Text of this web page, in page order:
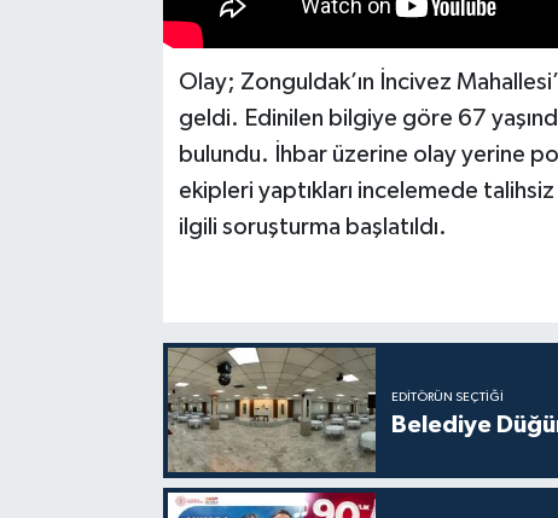
Olay; Zonguldak’ın İncivez
geldi. Edinilen bilgiye göre 67
bulundu. İhbar üzerine olay yerine
ekipleri yaptıkları incelemede
ilgili soruşturma başlatıldı.
EDITÖRÜN SEÇTIĞI
Belediye